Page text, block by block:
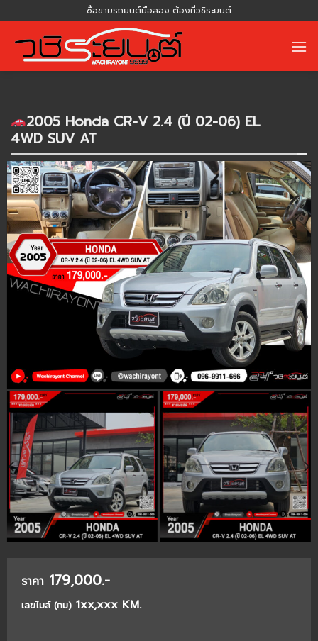
to
content
ซื้อขายรถยนต์มือสอง ต้องที่วชิระยนต์
2005 Honda CR-V 2.4 (ปี 02-06) EL
4WD SUV AT
ราคา179,000.-
เลขไมล์ (กม)1xx,xxx KM.